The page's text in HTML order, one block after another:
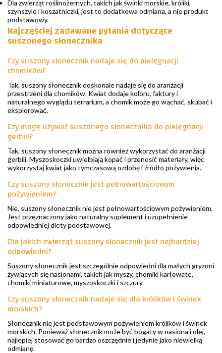
Dla zwierząt roślinożernych, takich jak świnki morskie, króliki,
szynszyle i koszatniczki, jest to dodatkowa odmiana, a nie produkt
podstawowy.
Najczęściej zadawane pytania dotyczące
suszonego słonecznika
Czy suszony słonecznik nadaje się do pielęgnacji
chomików?
Tak, suszony słonecznik doskonale nadaje się do aranżacji
przestrzeni dla chomików. Kwiat dodaje koloru, faktury i
naturalnego wyglądu terrarium, a chomik może go wąchać, skubać i
eksplorować.
Czy mogę używać suszonego słonecznika do pielęgnacji
gerbili?
Tak, suszony słonecznik można również wykorzystać do aranżacji
gerbili. Myszoskoczki uwielbiają kopać i przenosić materiały, więc
wykorzystaj kwiat jako tymczasową ozdobę i źródło pożywienia.
Czy suszony słonecznik jest pełnowartościowym
pożywieniem?
Nie, suszony słonecznik nie jest pełnowartościowym pożywieniem.
Jest przeznaczony jako naturalny suplement i uzupełnienie
odpowiedniej diety podstawowej.
Dla jakich zwierząt suszony słonecznik jest najbardziej
odpowiedni?
Suszony słonecznik jest szczególnie odpowiedni dla małych gryzoni
żywiących się nasionami, takich jak myszy, chomiki karłowate,
chomiki miniaturowe, myszoskoczki i szczury.
Czy suszony słonecznik nadaje się dla królików i świnek
morskich?
Słonecznik nie jest podstawowym pożywieniem królików i świnek
morskich. Ponieważ słonecznik może być bogaty w nasiona i olej,
najlepiej stosować go bardzo oszczędnie i jedynie jako niewielką
odmianę.